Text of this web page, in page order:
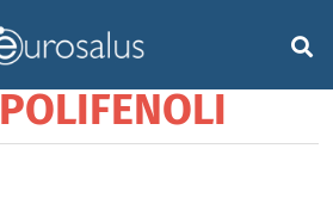
POLIFENOLI